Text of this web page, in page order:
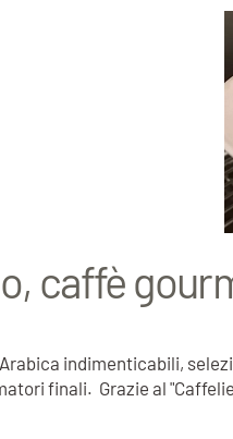
caffè
indimenticabili,
finali. Grazie al